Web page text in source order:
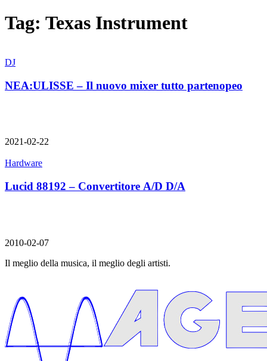
Tag: Texas Instrument
DJ
NEA:ULISSE – Il nuovo mixer tutto partenopeo
2021-02-22
Hardware
Lucid 88192 – Convertitore A/D D/A
2010-02-07
Il meglio della musica, il meglio degli artisti.